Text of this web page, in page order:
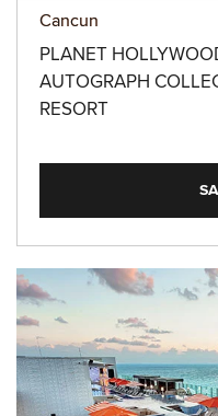
Cancun
PLANET
AUTOGRAPH
RESORT